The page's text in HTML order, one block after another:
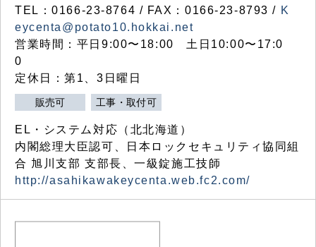
TEL：0166-23-8764 / FAX：0166-23-8793 / K
eycenta@potato10.hokkai.net
営業時間：平日9:00〜18:00 土日10:00〜17:0
0
定休日：第1、3日曜日
販売可 工事・取付可
EL・システム対応（北北海道）
内閣総理大臣認可、日本ロックセキュリティ協同組
合 旭川支部 支部長、一級錠施工技師
http://asahikawakeycenta.web.fc2.com/